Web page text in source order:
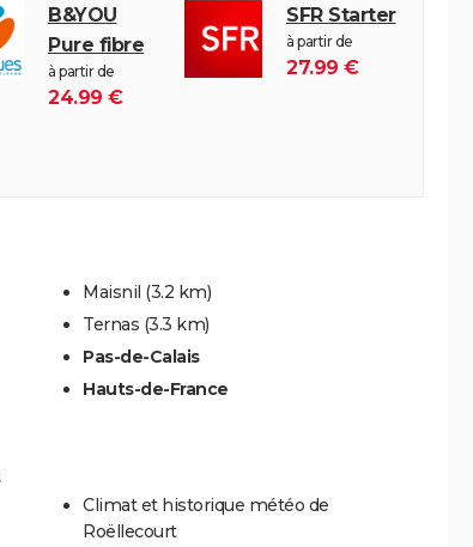
B&YOU
Pure fibre
à partir de
24.99 €
SFR Starter
à partir de
27.99 €
Maisnil (3.2 km)
Ternas (3.3 km)
Pas-de-Calais
Hauts-de-France
Climat et historique météo de
Roëllecourt